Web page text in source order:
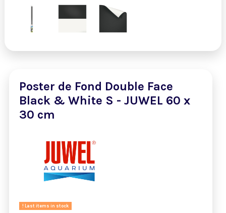
Poster de Fond Double Face
Black & White S - JUWEL 60 x
30 cm
Last items in stock